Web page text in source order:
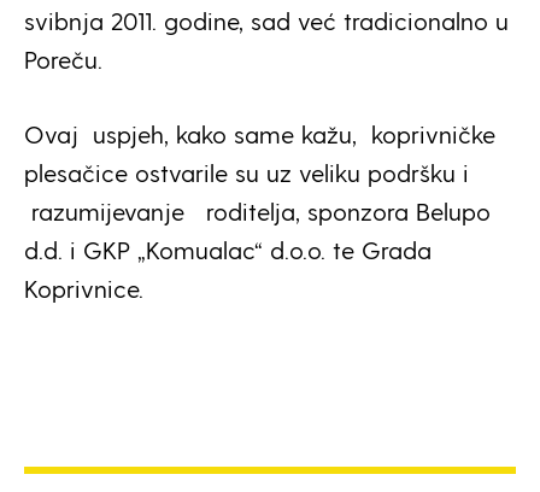
svibnja 2011. godine, sad već tradicionalno u
Poreču.
Ovaj uspjeh, kako same kažu, koprivničke
plesačice ostvarile su uz veliku podršku i
razumijevanje
roditelja, sponzora Belupo
d.d. i GKP „Komualac“ d.o.o. te Grada
Koprivnice.